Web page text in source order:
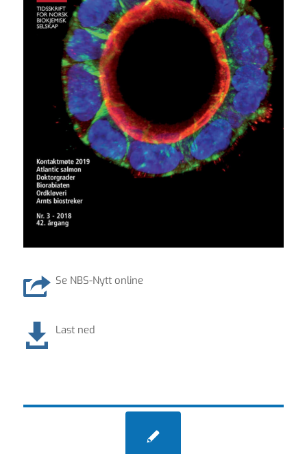
Se NBS-Nytt online
Last ned